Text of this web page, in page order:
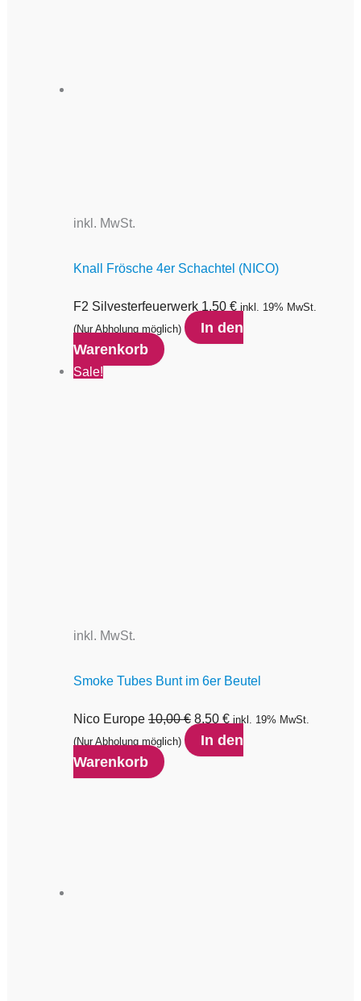
inkl. MwSt.
Knall Frösche 4er Schachtel (NICO)
F2 Silvesterfeuerwerk 1,50 € inkl. 19% MwSt.
(Nur Abholung möglich)
In den
Warenkorb
Sale!
inkl. MwSt.
Smoke Tubes Bunt im 6er Beutel
Nico Europe 10,00€ 8,50 € inkl. 19% MwSt.
(Nur Abholung möglich)
In den
Warenkorb